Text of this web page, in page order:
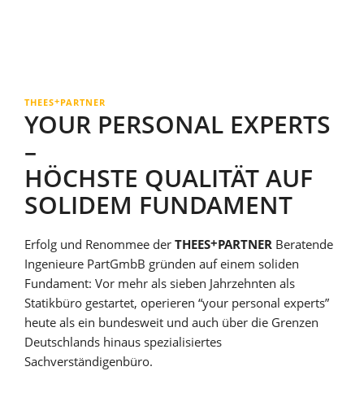
THEES+PARTNER
YOUR PERSONAL EXPERTS
–
HÖCHSTE QUALITÄT AUF
SOLIDEM FUNDAMENT
Erfolg und Renommee der THEES+PARTNER Beratende
Ingenieure PartGmbB gründen auf einem soliden
Fundament: Vor mehr als sieben Jahrzehnten als
Statikbüro gestartet, operieren “your personal experts”
heute als ein bundesweit und auch über die Grenzen
Deutschlands hinaus spezialisiertes
Sachverständigenbüro.